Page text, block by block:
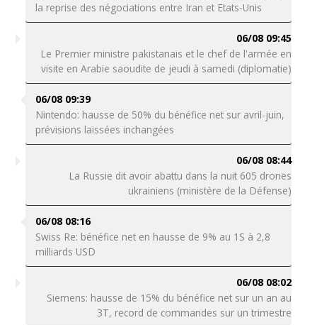
la reprise des négociations entre Iran et Etats-Unis
06/08 09:45
Le Premier ministre pakistanais et le chef de l'armée en
visite en Arabie saoudite de jeudi à samedi (diplomatie)
06/08 09:39
Nintendo: hausse de 50% du bénéfice net sur avril-juin,
prévisions laissées inchangées
06/08 08:44
La Russie dit avoir abattu dans la nuit 605 drones
ukrainiens (ministère de la Défense)
06/08 08:16
Swiss Re: bénéfice net en hausse de 9% au 1S à 2,8
milliards USD
06/08 08:02
Siemens: hausse de 15% du bénéfice net sur un an au
3T, record de commandes sur un trimestre